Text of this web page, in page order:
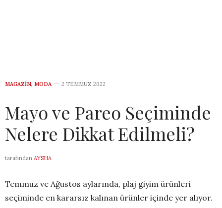
MAGAZIN, MODA 2 TEMMUZ 2022
Mayo ve Pareo Seçiminde
Nelere Dikkat Edilmeli?
tarafından AYSHA
Temmuz ve Ağustos aylarında, plaj giyim ürünleri
seçiminde en kararsız kalınan ürünler içinde yer alıyor.